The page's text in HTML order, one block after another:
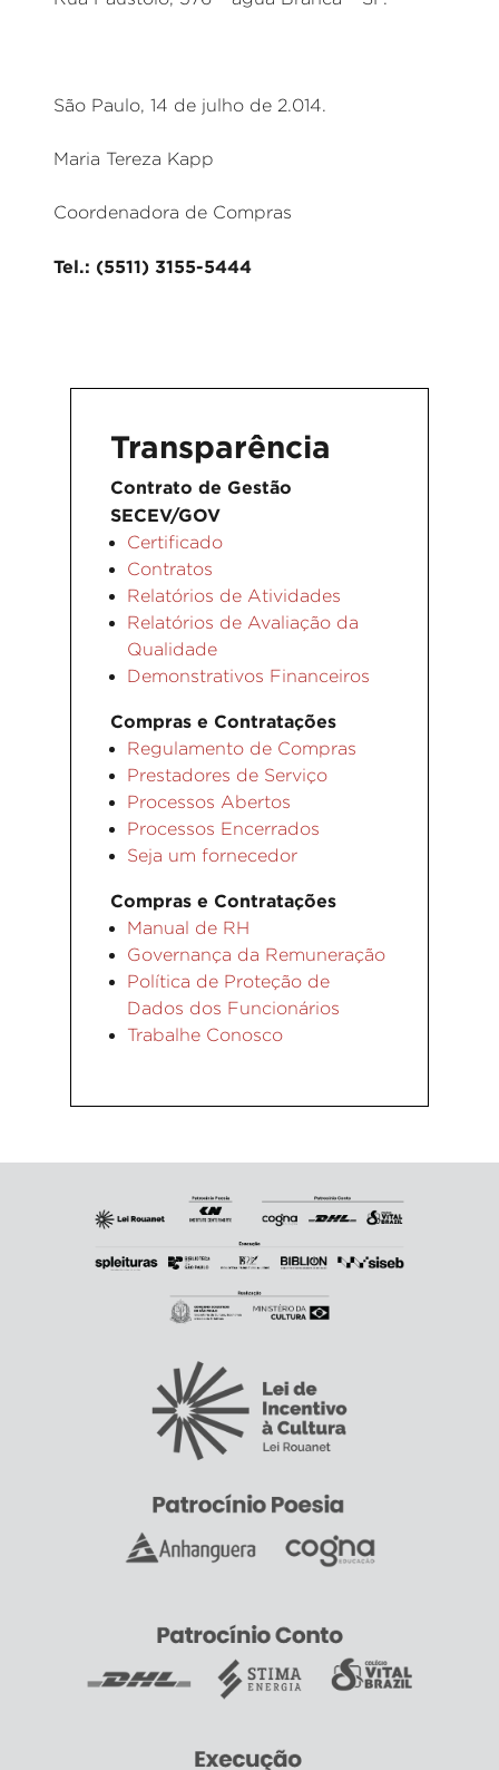
São Paulo, 14 de julho de 2.014.
Maria Tereza Kapp
Coordenadora de Compras
Tel.: (5511) 3155-5444
Transparência
Contrato de Gestão
SECEV/GOV
Certificado
Contratos
Relatórios de Atividades
Relatórios de Avaliação da
Qualidade
Demonstrativos Financeiros
Compras e Contratações
Regulamento de Compras
Prestadores de Serviço
Processos Abertos
Processos Encerrados
Seja um fornecedor
Compras e Contratações
Manual de RH
Governança da Remuneração
Política de Proteção de
Dados dos Funcionários
Trabalhe Conosco